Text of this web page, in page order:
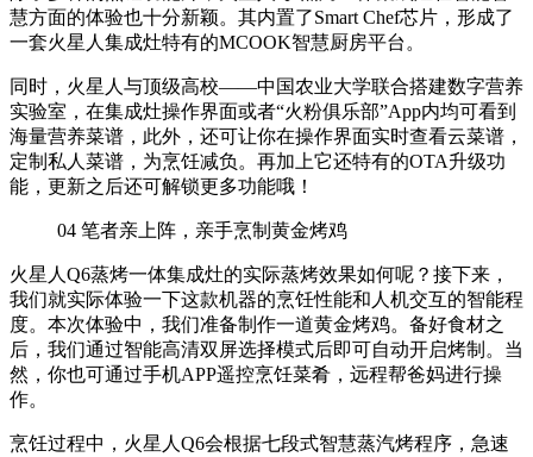
慧方面的体验也十分新颖。其内置了Smart Chef芯片，形成了
一套火星人集成灶特有的MCOOK智慧厨房平台。
同时，火星人与顶级高校——中国农业大学联合搭建数字营养
实验室，在集成灶操作界面或者“火粉俱乐部”App内均可看到
海量营养菜谱，此外，还可让你在操作界面实时查看云菜谱，
定制私人菜谱，为烹饪减负。再加上它还特有的OTA升级功
能，更新之后还可解锁更多功能哦！
04 笔者亲上阵，亲手烹制黄金烤鸡
火星人Q6蒸烤一体集成灶的实际蒸烤效果如何呢？接下来，
我们就实际体验一下这款机器的烹饪性能和人机交互的智能程
度。本次体验中，我们准备制作一道黄金烤鸡。备好食材之
后，我们通过智能高清双屏选择模式后即可自动开启烤制。当
然，你也可通过手机APP遥控烹饪菜肴，远程帮爸妈进行操
作。
烹饪过程中，火星人Q6会根据七段式智慧蒸汽烤程序，急速